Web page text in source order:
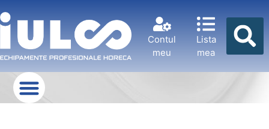
Contul
meu
Lista
mea